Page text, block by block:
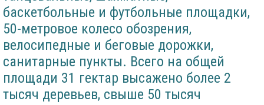
баскетбольные и футбольные площадки,
50-метровое колесо обозрения,
велосипедные и беговые дорожки,
санитарные пункты. Всего на общей
площади 31 гектар высажено более 2
тысяч деревьев, свыше 50 тысяч